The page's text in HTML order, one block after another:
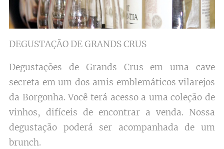
DEGUSTAÇÃO DE GRANDS CRUS
Degustações de Grands Crus em uma cave
secreta em um dos amis emblemáticos vilarejos
da Borgonha. Você terá acesso a uma coleção de
vinhos, difíceis de encontrar a venda. Nossa
degustação poderá ser acompanhada de um
brunch.